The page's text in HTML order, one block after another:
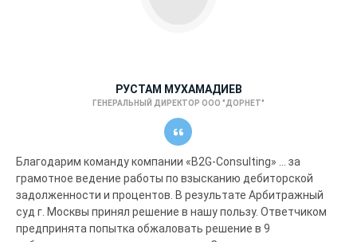
РУСТАМ МУХАМАДИЕВ
ГЕНЕРАЛЬНЫЙ ДИРЕКТОР ООО "ДОРНЕТ"
Благодарим команду компании «B2G-Consulting» ... за
грамотное ведение работы по взысканию дебиторской
задолженности и процентов. В результате Арбитражный
суд г. Москвы принял решение в нашу пользу. Ответчиком
предпринята попытка обжаловать решение в 9